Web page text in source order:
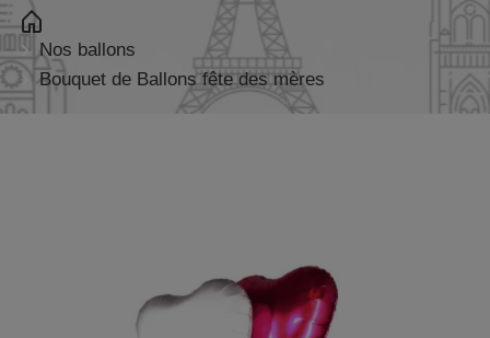
Nos ballons
Bouquet de Ballons fête des mères